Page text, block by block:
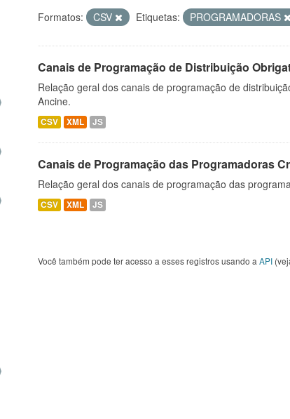
Formatos: CSV Etiquetas: PROGRAMADORAS
Canais de Programação de Distribuição
Relação geral dos canais de programação de
Ancine.
CSV XML JS
Canais de Programação das Programadoras
Relação geral dos canais de programação das
CSV XML JS
Você também pode ter acesso a esses registros usando a API